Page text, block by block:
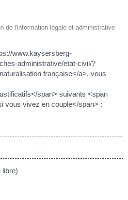
de l'information légale et administrative
www.kaysersberg-
administrative/etat-civil/?
française</a>, vous
span> suivants <span
vous vivez en couple</span> :
libre)